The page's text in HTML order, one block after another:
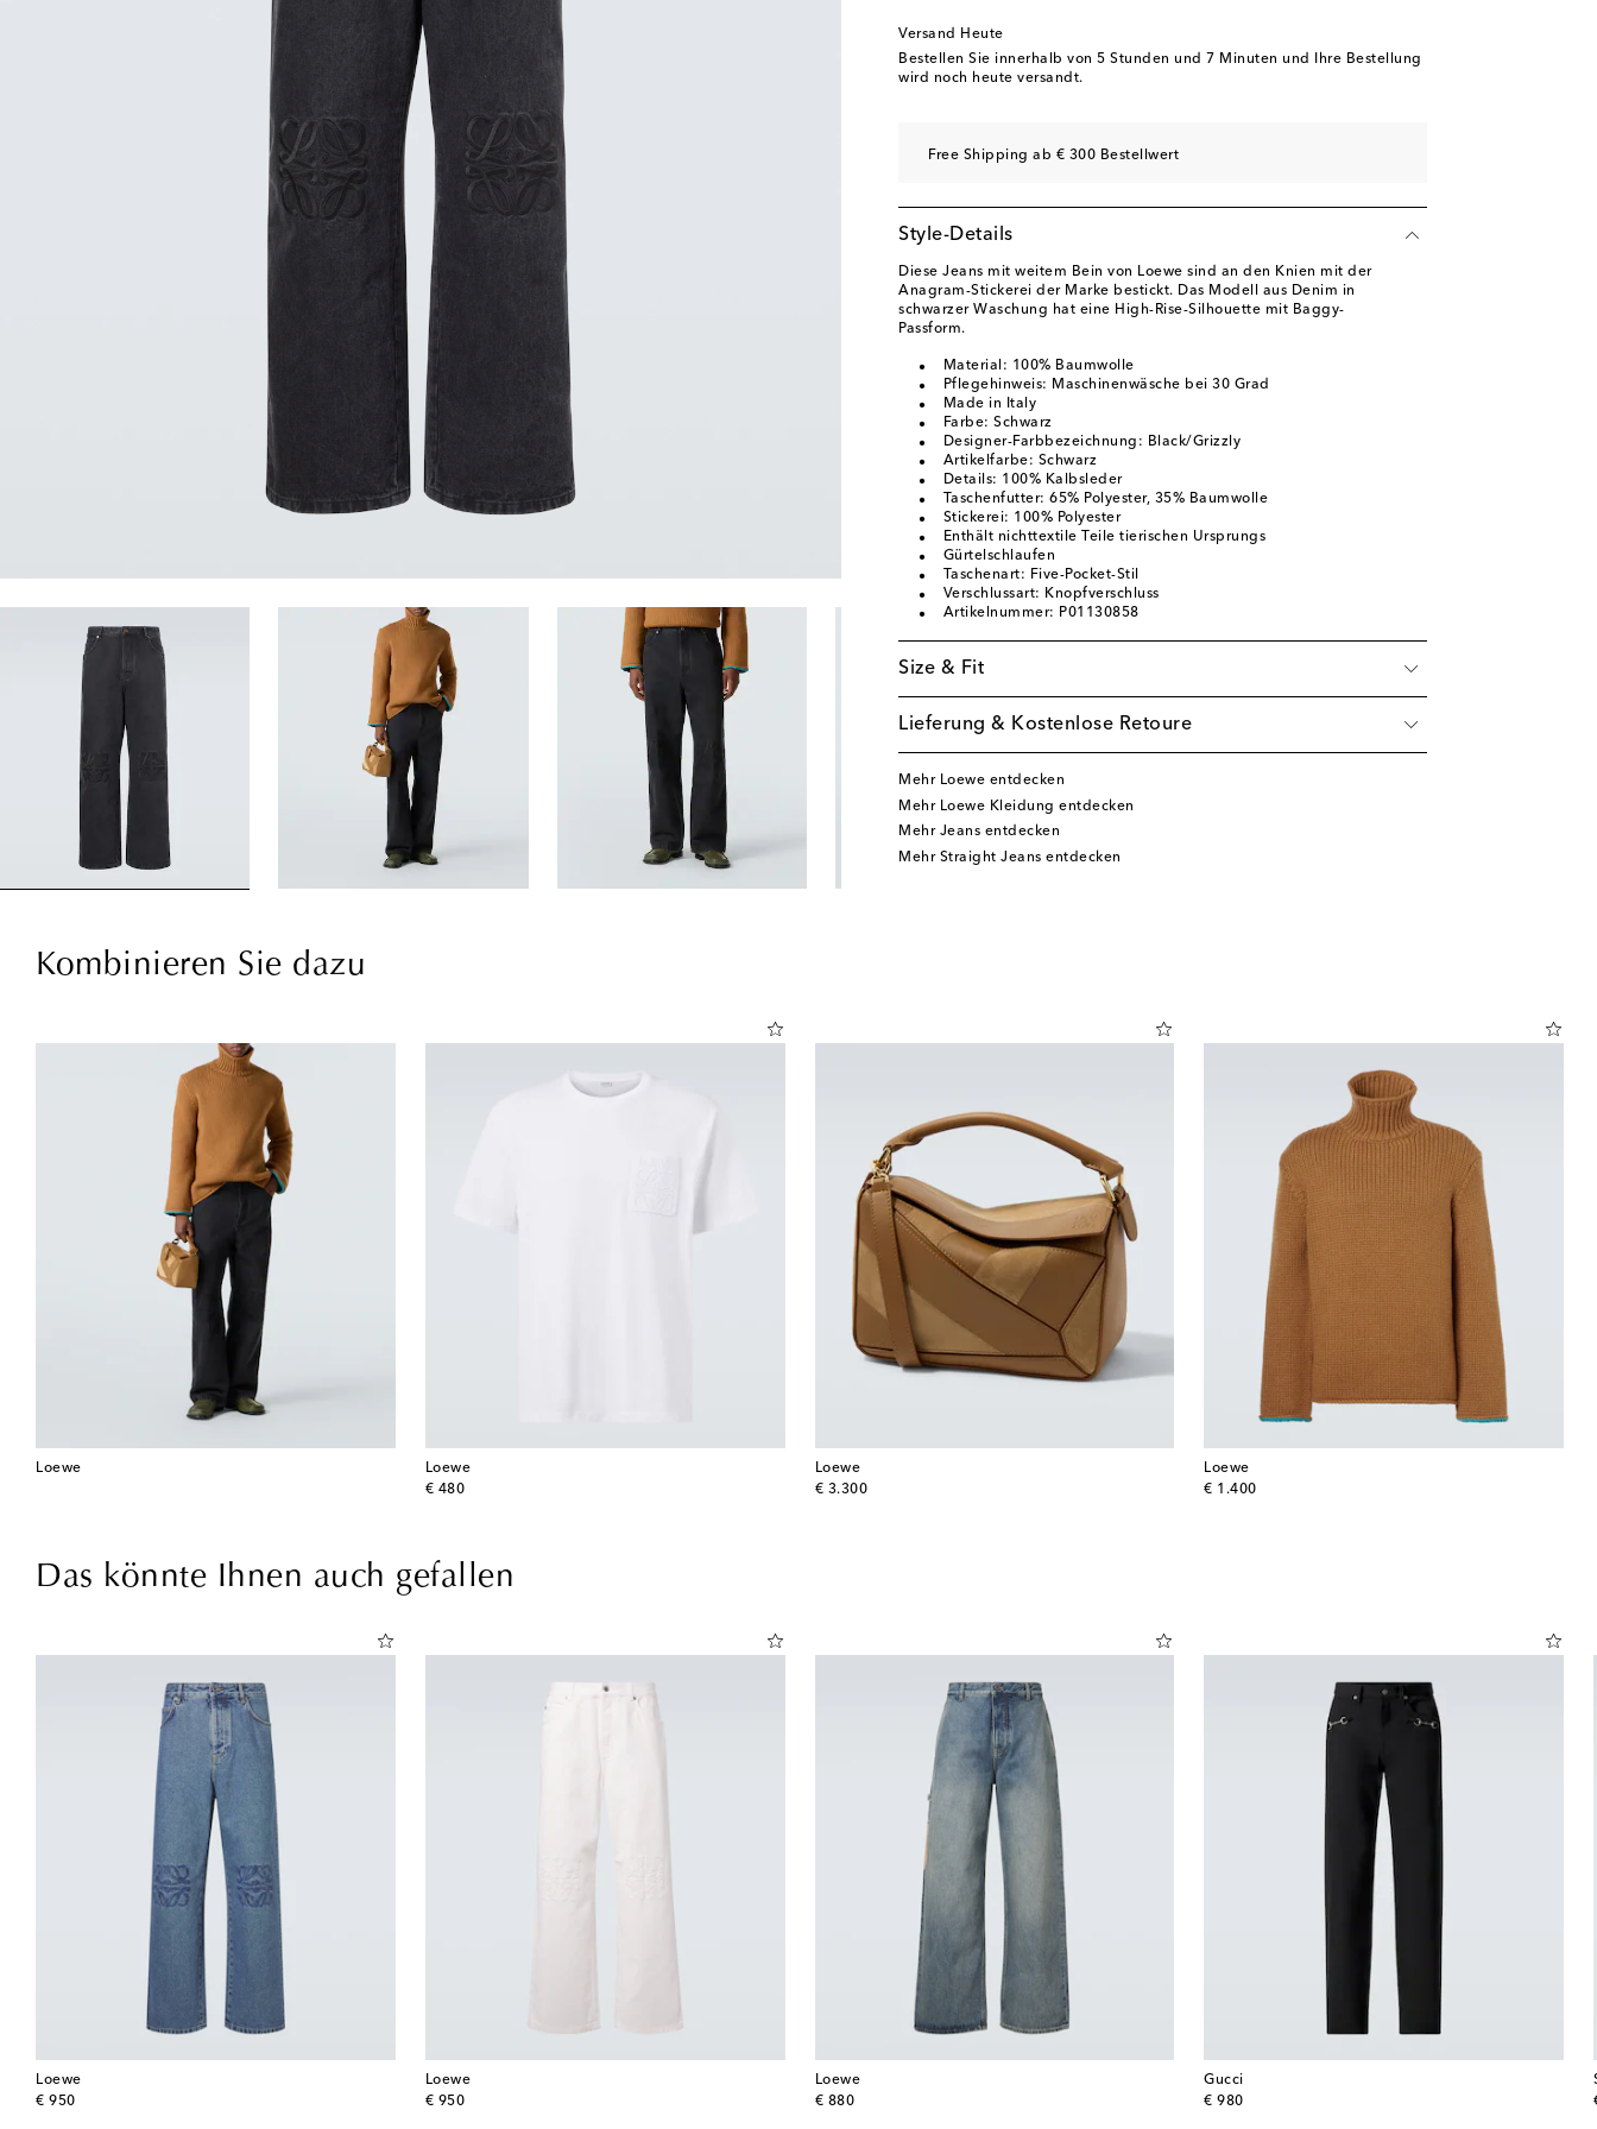
Versand Heute
Bestellen Sie innerhalb von 5 Stunden und 7 Minuten und Ihre Bestellung
wird noch heute versandt.
Free Shipping ab € 300 Bestellwert
Style-Details
Diese Jeans mit weitem Bein von Loewe sind an den Knien mit der
Anagram-Stickerei der Marke bestickt. Das Modell aus Denim in
schwarzer Waschung hat eine High-Rise-Silhouette mit Baggy-
Passform.
Material: 100% Baumwolle
Pflegehinweis: Maschinenwäsche bei 30 Grad
Made in Italy
Farbe: Schwarz
Designer-Farbbezeichnung: Black/Grizzly
Artikelfarbe: Schwarz
Details: 100% Kalbsleder
Taschenfutter: 65% Polyester, 35% Baumwolle
Stickerei: 100% Polyester
Enthält nichttextile Teile tierischen Ursprungs
Gürtelschlaufen
Taschenart: Five-Pocket-Stil
Verschlussart: Knopfverschluss
Artikelnummer: P01130858
Size & Fit
Lieferung & Kostenlose Retoure
Mehr Loewe entdecken
Mehr Loewe Kleidung entdecken
Mehr Jeans entdecken
Mehr Straight Jeans entdecken
Kombinieren Sie dazu
Loewe
Loewe
€ 480
original price
Loewe
€ 3.300
original price
Loewe
€ 1.400
original price
Das könnte Ihnen auch gefallen
Loewe
€ 950
original price
Loewe
€ 950
original price
Loewe
€ 880
original price
Gucci
€ 980
original price